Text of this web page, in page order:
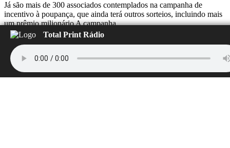
Já são mais de 300 associados contemplados na campanha de
incentivo à poupança, que ainda terá outros sorteios, incluindo mais
um prêmio milionário A campanha
Nova plataforma de empregos da Firjan SENAI
SESI reúne mais de 100 vagas na indústria neste
Total Print Rádio